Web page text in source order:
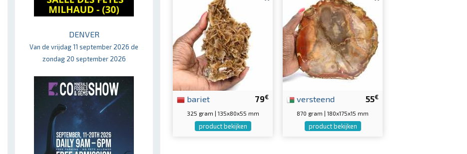
DENVER
Van de vrijdag 11 september 2026 de
zondag 20 september 2026
79€
bariet
325 gram | 135x80x55 mm
product bekijken
55€
versteend
870 gram | 180x175x15 mm
product bekijken